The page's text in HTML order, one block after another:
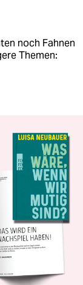
noch Fahnen
Themen: